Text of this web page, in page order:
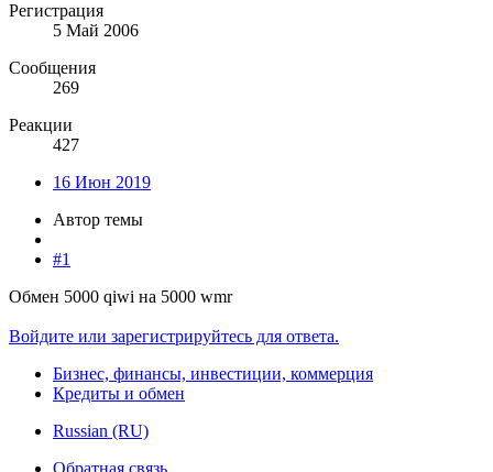
Регистрация
5 Май 2006
Сообщения
269
Реакции
427
16 Июн 2019
Автор темы
#1
Обмен 5000 qiwi на 5000 wmr
Войдите или зарегистрируйтесь для ответа.
Бизнес, финансы, инвестиции, коммерция
Кредиты и обмен
Russian (RU)